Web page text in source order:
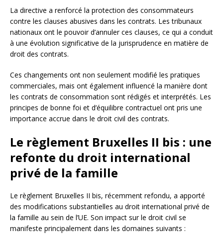
La directive a renforcé la protection des consommateurs
contre les clauses abusives dans les contrats. Les tribunaux
nationaux ont le pouvoir d’annuler ces clauses, ce qui a conduit
à une évolution significative de la jurisprudence en matière de
droit des contrats.
Ces changements ont non seulement modifié les pratiques
commerciales, mais ont également influencé la manière dont
les contrats de consommation sont rédigés et interprétés. Les
principes de bonne foi et d’équilibre contractuel ont pris une
importance accrue dans le droit civil des contrats.
Le règlement Bruxelles II bis : une
refonte du droit international
privé de la famille
Le règlement Bruxelles II bis, récemment refondu, a apporté
des modifications substantielles au droit international privé de
la famille au sein de l’UE. Son impact sur le droit civil se
manifeste principalement dans les domaines suivants :